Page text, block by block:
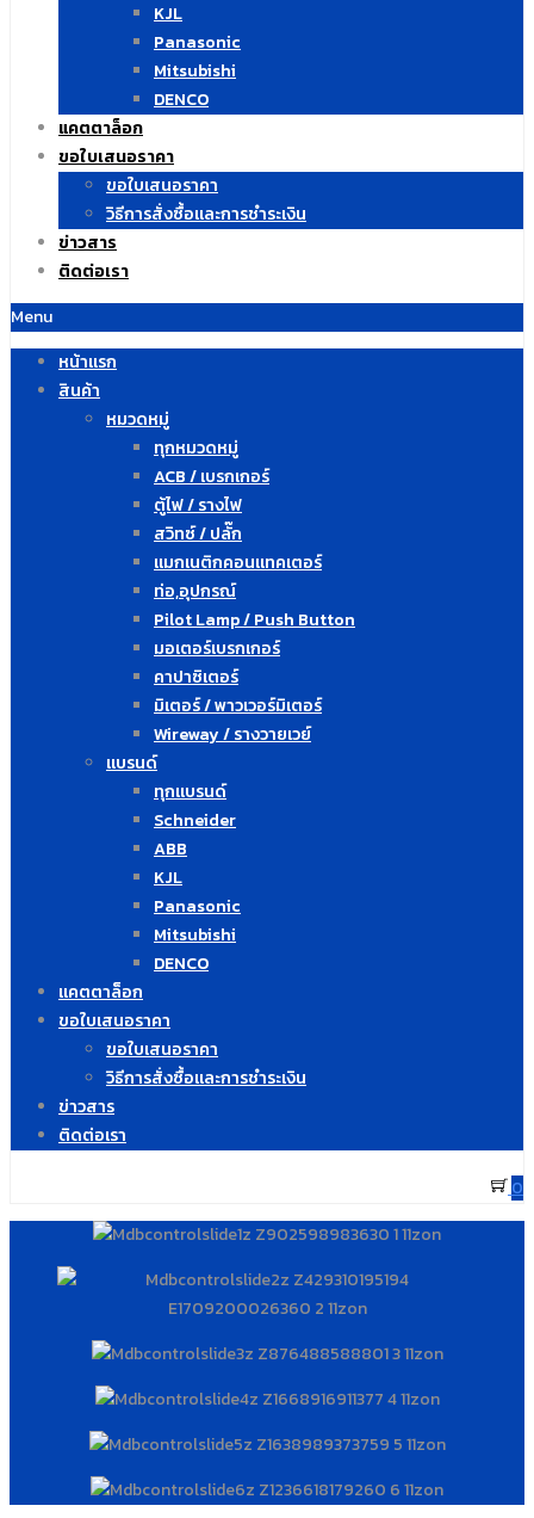
KJL
Panasonic
Mitsubishi
DENCO
แคตตาล็อก
ขอใบเสนอราคา
ขอใบเสนอราคา
วิธีการสั่งซื้อและการชำระเงิน
ข่าวสาร
ติดต่อเรา
Menu
หน้าแรก
สินค้า
หมวดหมู่
ทุกหมวดหมู่
ACB / เบรกเกอร์
ตู้ไฟ / รางไฟ
สวิทซ์ / ปลั๊ก
แมกเนติกคอนแทคเตอร์
ท่อ,อุปกรณ์
Pilot Lamp / Push Button
มอเตอร์เบรกเกอร์
คาปาซิเตอร์
มิเตอร์ / พาวเวอร์มิเตอร์
Wireway / รางวายเวย์
แบรนด์
ทุกแบรนด์
Schneider
ABB
KJL
Panasonic
Mitsubishi
DENCO
แคตตาล็อก
ขอใบเสนอราคา
ขอใบเสนอราคา
วิธีการสั่งซื้อและการชำระเงิน
ข่าวสาร
ติดต่อเรา
0